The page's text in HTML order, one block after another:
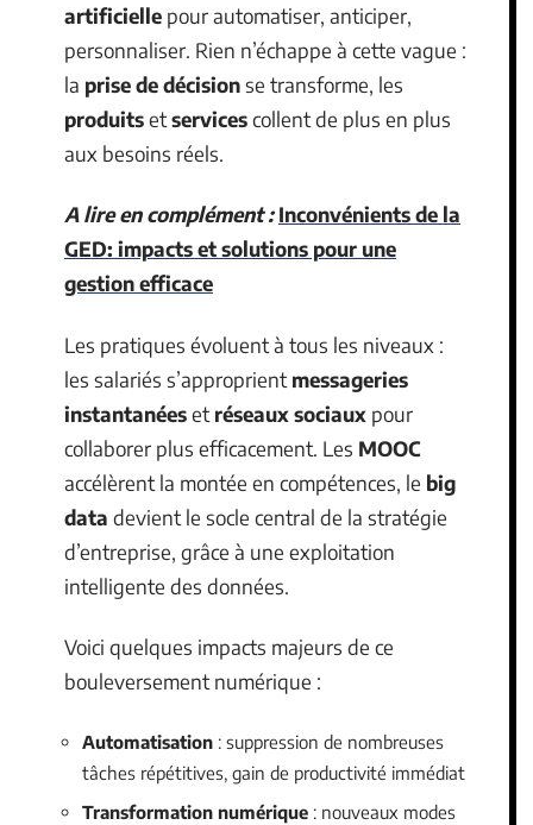
artificielle pour automatiser, anticiper,
personnaliser. Rien n’échappe à cette vague :
la prise de décisionse transforme, les
produitsetservicescollent de plus en plus
aux besoins réels.
A lire en complément : Inconvénients de la
GED: impacts et solutions pour une
gestion efficace
Les pratiques évoluent à tous les niveaux :
les salariés s’approprient messageries
instantanéeset réseaux sociaux pour
collaborer plus efficacement. Les MOOC
accélèrent la montée en compétences, le big
data devient le socle central de la stratégie
d’entreprise, grâce à une exploitation
intelligente des données.
Voici quelques impacts majeurs de ce
bouleversement numérique :
Automatisation : suppression de nombreuses
tâches répétitives, gain de productivité immédiat
Transformation numérique : nouveaux modes